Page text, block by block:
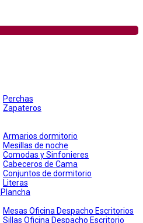
Perchas
Zapateros
Armarios dormitorio
Mesillas de noche
Comodas y Sinfonieres
Cabeceros de Cama
Conjuntos de dormitorio
Literas
Mesas Oficina Despacho Escritorios
Sillas Oficina Despacho Escritorio